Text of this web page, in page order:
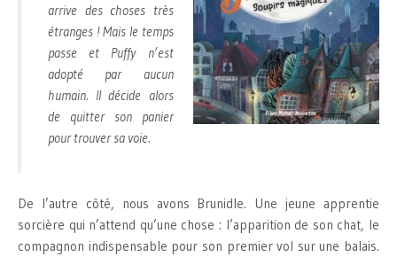
arrive des choses très
étranges ! Mais le temps
passe et Puffy n’est
adopté par aucun
humain. Il décide alors
de quitter son panier
pour trouver sa voie.
De l’autre côté, nous avons Brunidle. Une jeune apprentie
sorcière qui n’attend qu’une chose : l’apparition de son chat, le
compagnon indispensable pour son premier vol sur une balais.